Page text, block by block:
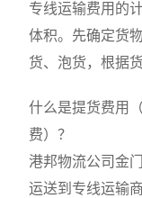
专线运输费用的
体积。先确定货
货、泡货，根据
什么是提货费用
费）？
港邦物流公司金
运送到专线运输